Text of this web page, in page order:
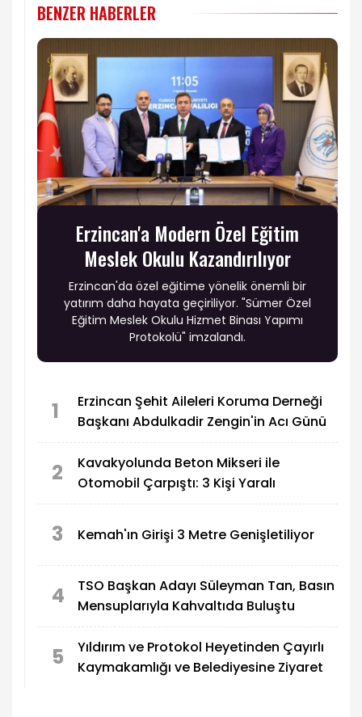
BENZER HABERLER
Erzincan'a Modern Özel Eğitim
Meslek Okulu Kazandırılıyor
Erzincan'da özel eğitime yönelik önemli bir
yatırım daha hayata geçiriliyor. "Sümer Özel
Eğitim Meslek Okulu Hizmet Binası Yapımı
Protokolü" imzalandı.
1
Erzincan Şehit Aileleri Koruma Derneği
Başkanı Abdulkadir Zengin'in Acı Günü
2
Kavakyolunda Beton Mikseri ile
Otomobil Çarpıştı: 3 Kişi Yaralı
3 Kemah'ın Girişi 3 Metre Genişletiliyor
4
TSO Başkan Adayı Süleyman Tan, Basın
Mensuplarıyla Kahvaltıda Buluştu
5
Yıldırım ve Protokol Heyetinden Çayırlı
Kaymakamlığı ve Belediyesine Ziyaret